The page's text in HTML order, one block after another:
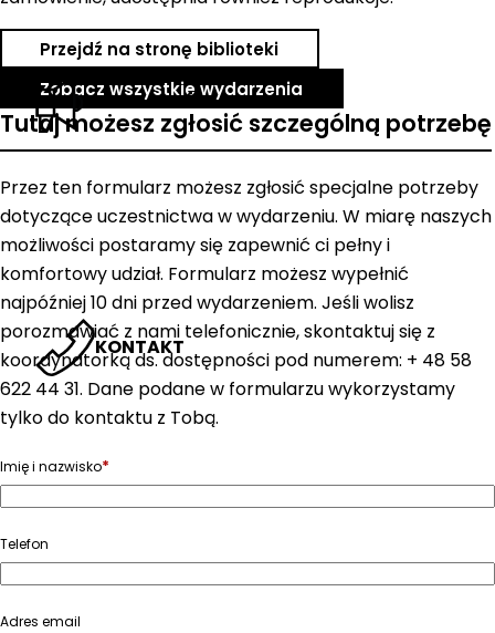
AKTUALNOŚCI
KONTAKT
Przejdź na stronę biblioteki
Zobacz wszystkie wydarzenia
Tutaj możesz zgłosić szczególną potrzebę
Przez ten formularz możesz zgłosić specjalne potrzeby
dotyczące uczestnictwa w wydarzeniu. W miarę naszych
możliwości postaramy się zapewnić ci pełny i
komfortowy udział. Formularz możesz wypełnić
najpóźniej 10 dni przed wydarzeniem. Jeśli wolisz
porozmawiać z nami telefonicznie, skontaktuj się z
koordynatorką ds. dostępności pod numerem: + 48 58
622 44 31. Dane podane w formularzu wykorzystamy
tylko do kontaktu z Tobą.
Imię i nazwisko*
Telefon
Adres email